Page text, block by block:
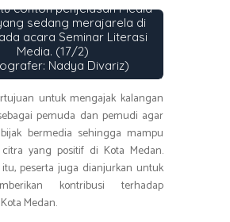
contoh penjelasan Media
sedang merajarela di
acara Seminar Literasi
Media. (17/2)
Nadya Divariz)
untuk mengajak kalangan
pemuda dan pemudi agar
bermedia sehingga mampu
yang positif di Kota Medan.
peserta juga dianjurkan untuk
kontribusi terhadap
Medan.